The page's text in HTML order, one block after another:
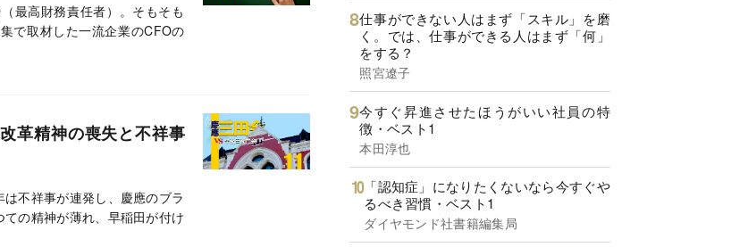
最高財務責任者）。そもそも
で取材した一流企業のCFOの
革精神の喪失と不祥事
不祥事が連発し、慶應のブラ
の精神が薄れ、早稲田が付け
仕事ができない人はまず「スキル」を磨
く。では、仕事ができる人はまず「何」
をする？
照宮遼子
今すぐ昇進させたほうがいい社員の特
徴・ベスト1
本田淳也
「認知症」になりたくないなら今すぐや
るべき習慣・ベスト1
ダイヤモンド社書籍編集局